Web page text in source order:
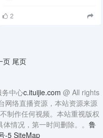
2
页 尾页
中心c.ituijie.com @ All rights
网络直播资源，本站资源来源
制作任何视频。本站重视版权
情况，第一时间删除。。 鲁
-5 SiteMap